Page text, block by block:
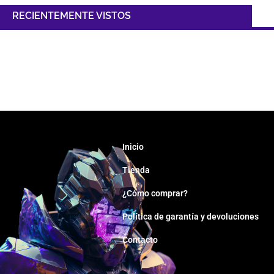
RECIENTEMENTE VISTOS
Inicio
Tienda
¿Cómo comprar?
Política de garantía y devoluciones
Contacto